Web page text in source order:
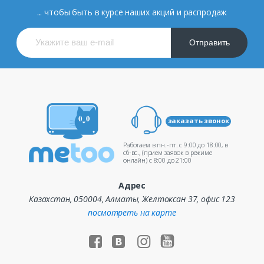
... чтобы быть в курсе наших акций и распродаж
Отправить
заказать звонок
Работаем в пн.-пт. c 9:00 до 18:00, в
сб-вс., (прием заявок в режиме
онлайн) c 8:00 до 21:00
Адрес
Казахстан, 050004, Алматы, Желтоксан 37, офис 123
посмотреть на карте